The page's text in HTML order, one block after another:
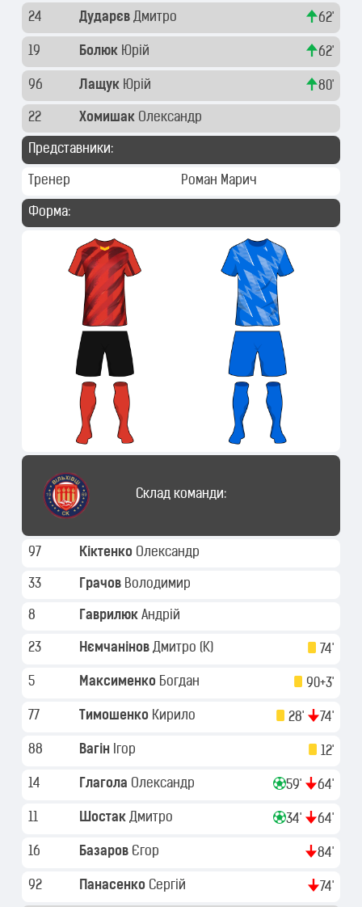
24 Дударєв Дмитро 62'
19 Болюк Юрій 62'
96 Лащук Юрій 80'
22 Хомишак Олександр
Представники:
Тренер Роман Марич
Форма:
Склад команди:
97 Кіктенко Олександр
33 Грачов Володимир
8 Гаврилюк Андрій
23 Нємчанінов Дмитро (K) 74'
5 Максименко Богдан 90+3'
77 Тимошенко Кирило 28' 74'
88 Вагін Ігор 12'
14 Глагола Олександр 59' 64'
11 Шостак Дмитро 34' 64'
16 Базаров Єгор 84'
92 Панасенко Сергій 74'